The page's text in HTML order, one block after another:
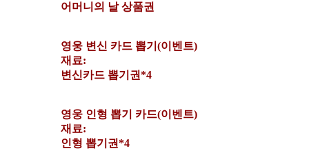
어머니의 날 상품권
영웅 변신 카드 뽑기(이벤트)
재료:
변신카드 뽑기권*4
영웅 인형 뽑기 카드(이벤트)
재료:
인형 뽑기권*4